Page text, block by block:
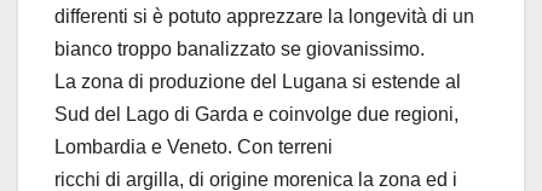
differenti si è potuto apprezzare la longevità di un
bianco troppo banalizzato se giovanissimo.
La zona di produzione del Lugana si estende al
Sud del Lago di Garda e coinvolge due regioni,
Lombardia e Veneto. Con terreni
ricchi di argilla, di origine morenica la zona ed i